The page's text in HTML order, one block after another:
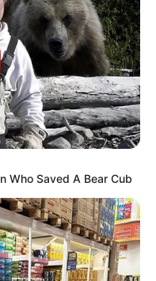
del copiloto del
curtidas por el
Who Saved A Bear Cub